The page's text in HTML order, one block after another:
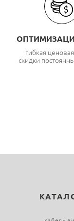
гибкая
скидки